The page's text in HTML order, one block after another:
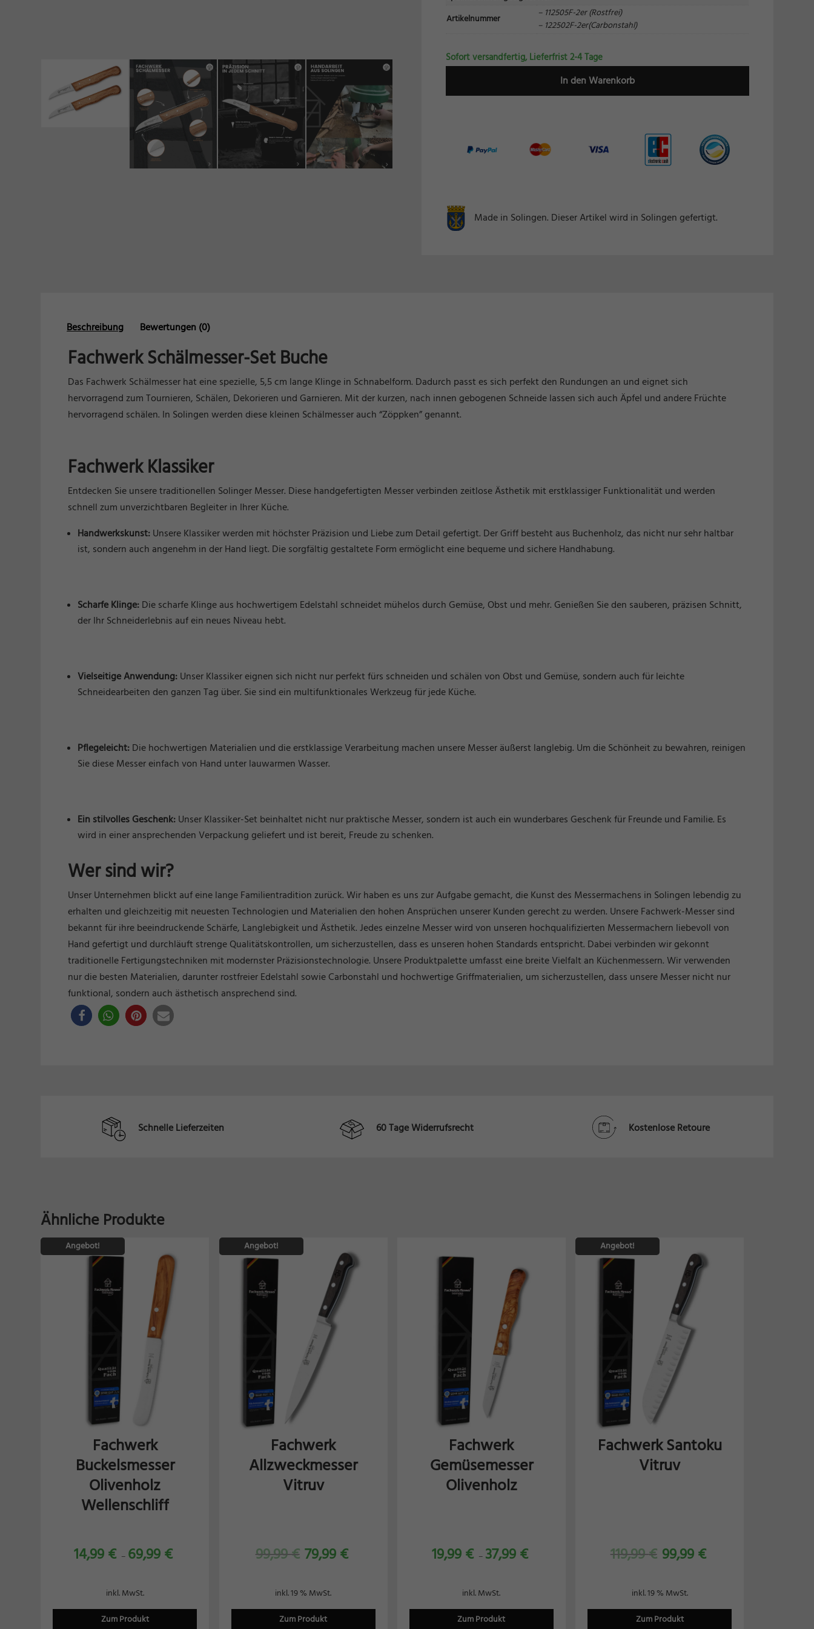
Artikelnummer
– 112505F-2er (Rostfrei)
– 122502F-2er(Carbonstahl)
Sofort versandfertig, Lieferfrist 2-4 Tage
In den Warenkorb
Made in Solingen. Dieser Artikel wird in Solingen gefertigt.
Beschreibung Bewertungen (0)
Fachwerk Schälmesser-Set Buche
Das Fachwerk Schälmesser hat eine spezielle, 5,5 cm lange Klinge in Schnabelform. Dadurch passt es sich perfekt den Rundungen an und eignet sich
hervorragend zum Tournieren, Schälen, Dekorieren und Garnieren. Mit der kurzen, nach innen gebogenen Schneide lassen sich auch Äpfel und andere Früchte
hervorragend schälen. In Solingen werden diese kleinen Schälmesser auch “Zöppken” genannt.
Fachwerk Klassiker
Entdecken Sie unsere traditionellen Solinger Messer. Diese handgefertigten Messer verbinden zeitlose Ästhetik mit erstklassiger Funktionalität und werden
schnell zum unverzichtbaren Begleiter in Ihrer Küche.
Handwerkskunst: Unsere Klassiker werden mit höchster Präzision und Liebe zum Detail gefertigt. Der Griff besteht aus Buchenholz, das nicht nur sehr haltbar
ist, sondern auch angenehm in der Hand liegt. Die sorgfältig gestaltete Form ermöglicht eine bequeme und sichere Handhabung.
Scharfe Klinge: Die scharfe Klinge aus hochwertigem Edelstahl schneidet mühelos durch Gemüse, Obst und mehr. Genießen Sie den sauberen, präzisen Schnitt,
der Ihr Schneiderlebnis auf ein neues Niveau hebt.
Vielseitige Anwendung: Unser Klassiker eignen sich nicht nur perfekt fürs schneiden und schälen von Obst und Gemüse, sondern auch für leichte
Schneidearbeiten den ganzen Tag über. Sie sind ein multifunktionales Werkzeug für jede Küche.
Pflegeleicht: Die hochwertigen Materialien und die erstklassige Verarbeitung machen unsere Messer äußerst langlebig. Um die Schönheit zu bewahren, reinigen
Sie diese Messer einfach von Hand unter lauwarmen Wasser.
Ein stilvolles Geschenk: Unser Klassiker-Set beinhaltet nicht nur praktische Messer, sondern ist auch ein wunderbares Geschenk für Freunde und Familie. Es
wird in einer ansprechenden Verpackung geliefert und ist bereit, Freude zu schenken.
Wer sind wir?
Unser Unternehmen blickt auf eine lange Familientradition zurück. Wir haben es uns zur Aufgabe gemacht, die Kunst des Messermachens in Solingen lebendig zu
erhalten und gleichzeitig mit neuesten Technologien und Materialien den hohen Ansprüchen unserer Kunden gerecht zu werden. Unsere Fachwerk-Messer sind
bekannt für ihre beeindruckende Schärfe, Langlebigkeit und Ästhetik. Jedes einzelne Messer wird von unseren hochqualifizierten Messermachern liebevoll von
Hand gefertigt und durchläuft strenge Qualitätskontrollen, um sicherzustellen, dass es unseren hohen Standards entspricht. Dabei verbinden wir gekonnt
traditionelle Fertigungstechniken mit modernster Präzisionstechnologie. Unsere Produktpalette umfasst eine breite Vielfalt an Küchenmessern. Wir verwenden
nur die besten Materialien, darunter rostfreier Edelstahl sowie Carbonstahl und hochwertige Griffmaterialien, um sicherzustellen, dass unsere Messer nicht nur
funktional, sondern auch ästhetisch ansprechend sind.
Schnelle Lieferzeiten 60 Tage Widerrufsrecht Kostenlose Retoure
Ähnliche Produkte
Angebot!
Fachwerk
Buckelsmesser
Olivenholz
Wellenschliff
14,99 € – 69,99 €
Zum Produkt
inkl. MwSt.
Angebot!
Fachwerk
Allzweckmesser
Vitruv
99,99€ 79,99 €
Zum Produkt
inkl. 19 % MwSt.
Fachwerk
Gemüsemesser
Olivenholz
19,99 € – 37,99 €
Zum Produkt
inkl. MwSt.
Angebot!
Fachwerk Santoku
Vitruv
119,99€ 99,99 €
Zum Produkt
inkl. 19 % MwSt.
Cookie-Informationen anzeigen
Marketing (2) Marketing
Marketing-Cookies werden von Drittanbietern oder Publishern verwendet, um personalisierte
Werbung anzuzeigen. Sie tun dies, indem sie Besucher über Websites hinweg verfolgen.
Cookie-Informationen anzeigen
Externe Medien (7)
Cookie-Informationen anzeigen